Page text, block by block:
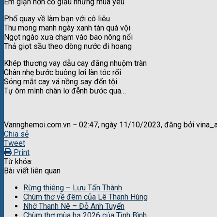
Phố quay về làm bạn với cô liêu
Thu mong manh ngày xanh tàn quá vội
Ngọt ngào xưa chạm vào bao nông nổi
Thả giọt sầu theo dòng nước đi hoang
Khép thương vay dẫu cay đắng nhuộm tràn
Chân nhẹ bước buông lơi làn tóc rối
Sóng mắt cay vá nồng say đến tội
Tự ôm mình chân lơ đễnh bước qua…
Vannghemoi.com.vn − 02:47, ngày 11/10/2023, đăng bởi
Chia sẻ
Tweet
Print
Từ khóa:
Bài viết liên quan
Rừng thiêng – Lưu Tấn Thành
Chùm thơ về đêm của Lê Thanh Hùng
Nhớ Thanh Nê – Đỗ Anh Tuyến